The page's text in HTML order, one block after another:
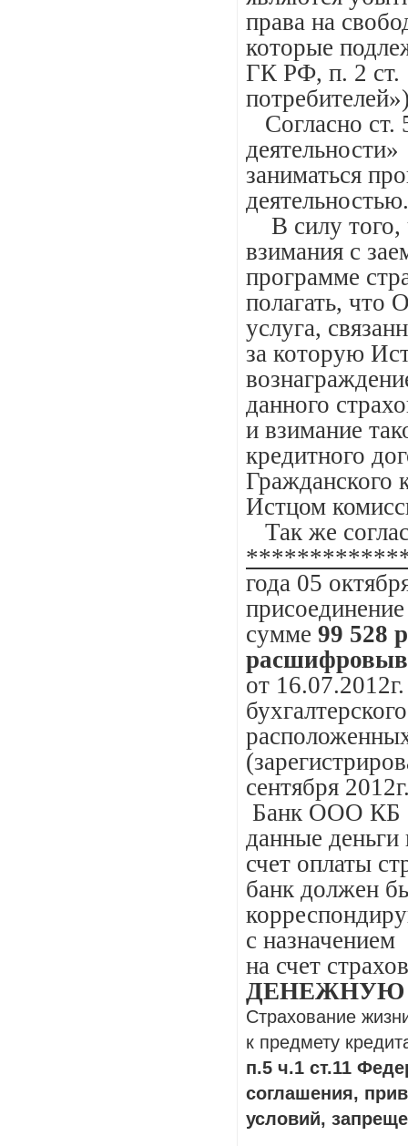
права на
которые
ГК РФ, п. 2 ст.
Согласно ст.
заниматься
деятельностью.
В силу того,
взимания с
программе
полагать, что
услуга,
за которую
данного
и взимание
кредитного
Гражданского
Истцом
Так же
года 05
сумме 99 528
от
сентября
Банк ООО КБ
данные деньги
счет оплаты
банк должен
с
на счет
ДЕНЕЖНУЮ
Страхование
к предмету
п.5 ч.1 ст.11
соглашения,
условий,